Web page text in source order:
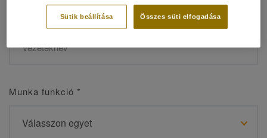
Vezetéknév*
Munka funkció *
Összes süti elfogadása
Sütik beállítása